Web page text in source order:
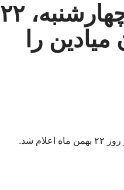
میادین و بازارهای میوه و تره‌بار چهارشنبه، ۲۲
را
شد.